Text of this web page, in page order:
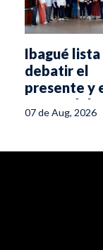
Ibagué lista
debatir el
presente y
futuro del
en el Tolima
07 de Aug, 2026